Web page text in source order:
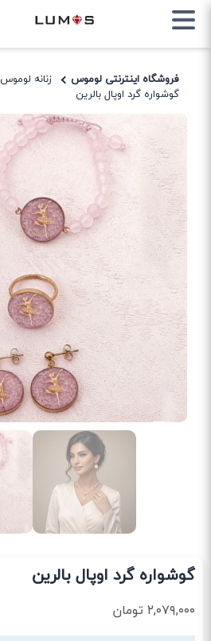
فروشگاه اینترنتی لوموس زنانه لوموس
گوشواره گرد اوپال بالرین
گوشواره گرد اوپال بالرین
۲,۰۷۹,۰۰۰تومان